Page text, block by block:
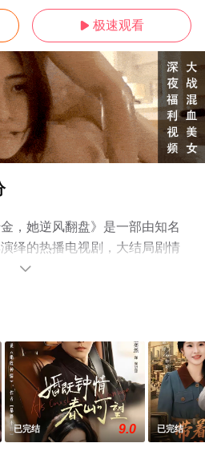
 极速观看
，她逆风翻盘》是一部由知名
绎的热播电视剧，大结局剧情
费观看高清未删减完整版电视
剧、电视猫或剧情网等平台了

已完结 9.0 已完结